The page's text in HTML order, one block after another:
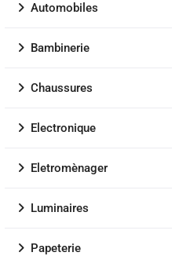
Automobiles
Bambinerie
Chaussures
Electronique
Eletromènager
Luminaires
Papeterie